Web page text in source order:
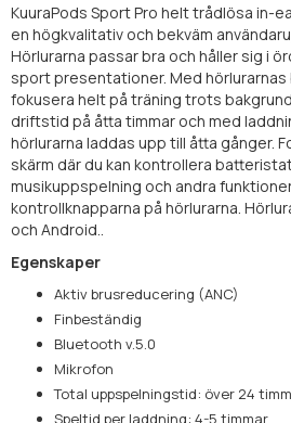
KuuraPods Sport Pro helt trådlösa in-
en högkvalitativ och bekväm
Hörlurarna passar bra och håller sig i
sport presentationer. Med hörlurarnas
fokusera helt på träning trots
driftstid på åtta timmar och med
hörlurarna laddas upp till åtta gånger.
skärm där du kan kontrollera
musikuppspelning och andra
kontrollknapparna på hörlurarna.
och Android..
Egenskaper
Aktiv brusreducering (ANC)
Finbeständig
Bluetooth v.5.0
Mikrofon
Total uppspelningstid: över 24
Speltid per laddning: 4-5 timmar